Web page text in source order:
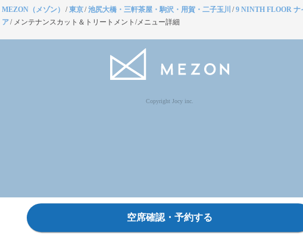
MEZON（メゾン） /東京/池尻大橋・三軒茶屋・駒沢・用賀・二子玉川 /9 NINTH FLOOR ナ
ア/ メンテナンスカット＆トリートメント/メニュー詳細
Copyright Jocy inc.
空席確認・予約する